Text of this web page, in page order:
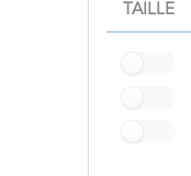
TAILLE